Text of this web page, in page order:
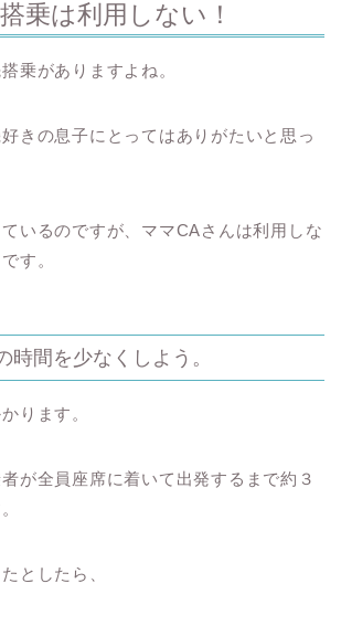
乗は利用しない！
乗がありますよね。
きの息子にとってはありがたいと思っ
いるのですが、ママCAさんは利用しな
す。
時間を少なくしよう。
ります。
が全員座席に着いて出発するまで約３
としたら、